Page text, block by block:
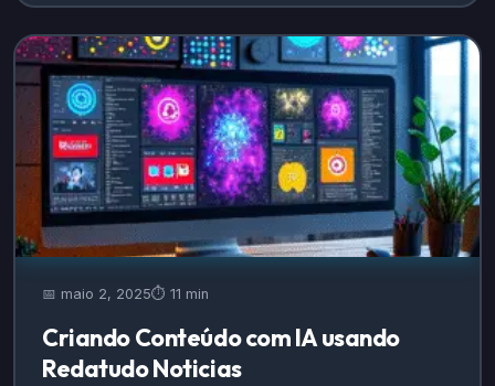
📅 maio 2, 2025⏱️ 11 min
Criando Conteúdo com IA usando
Redatudo Noticias